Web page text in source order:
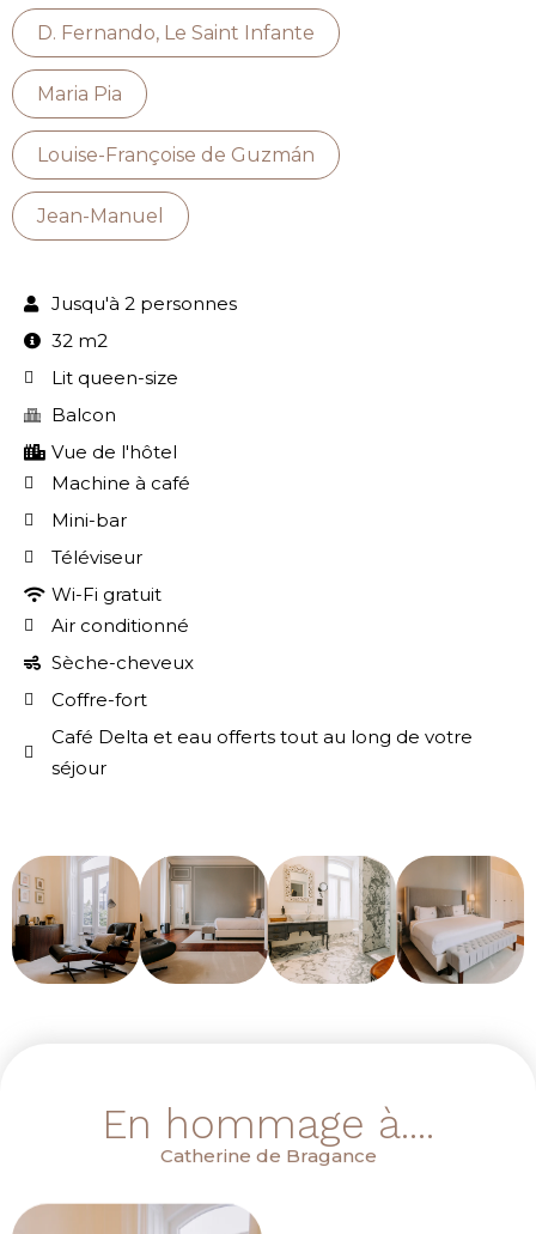
D. Fernando, Le Saint Infante
Maria Pia
Louise-Françoise de Guzmán
Jean-Manuel
Jusqu'à 2 personnes
32 m2
Lit queen-size
Balcon
Vue de l'hôtel
Machine à café
Mini-bar
Téléviseur
Wi-Fi gratuit
Air conditionné
Sèche-cheveux
Coffre-fort
Café Delta et eau offerts tout au long de votre
séjour
En hommage à....
Catherine de Bragance